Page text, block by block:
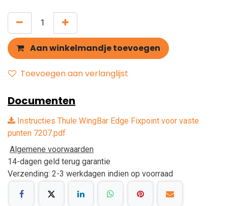
Aan winkelmandje toevoegen
Toevoegen aan verlanglijst
Documenten
Instructies Thule WingBar Edge Fixpoint voor vaste
punten 7207.pdf
Algemene voorwaarden
14-dagen geld terug garantie
Verzending: 2-3 werkdagen indien op voorraad